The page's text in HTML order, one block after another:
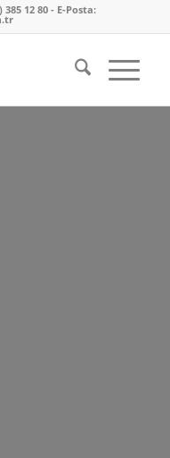
385 12 80 - E-Posta: